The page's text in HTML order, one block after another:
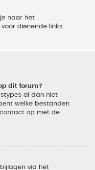
naar het
dienende links.
dit forum?
al dan niet
welke bestanden
op met de
via het